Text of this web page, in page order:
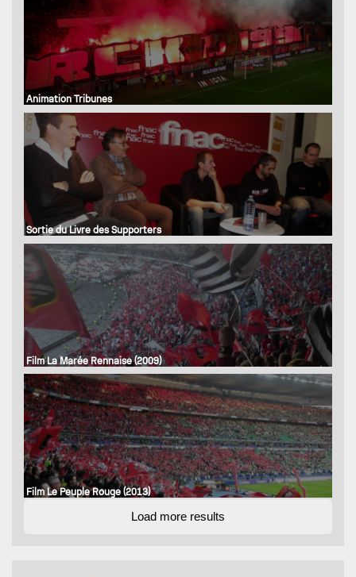
Animation Tribunes
Sortie du Livre des Supporters
Film La Marée Rennaise (2009)
Film Le Peuple Rouge (2013)
Load more results